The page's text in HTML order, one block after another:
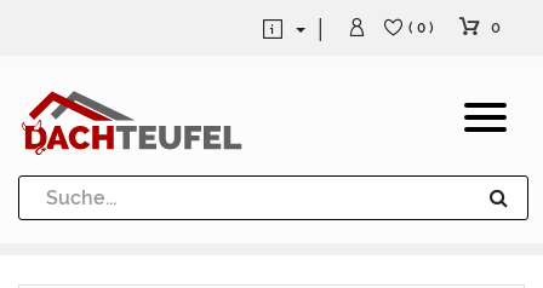
Dachrinne und Fallrohre
Werkzeuge und Löttechnik
( 0 ) 0